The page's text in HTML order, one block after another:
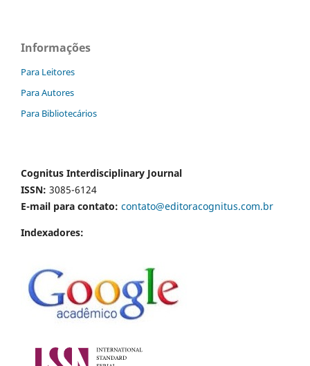
Informações
Para Leitores
Para Autores
Para Bibliotecários
Cognitus Interdisciplinary Journal
ISSN: 3085-6124
E-mail para contato: contato@editoracognitus.com.br
Indexadores: